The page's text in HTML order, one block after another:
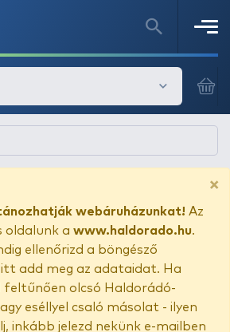
×
webáruházunkat! Az
oldalunk a www.haldorado.hu.
ellenőrizd a böngésző
add meg az adataidat. Ha
olcsó Haldorádó-
eséllyel csaló másolat - ilyen
inkább jelezd nekünk e-mailben